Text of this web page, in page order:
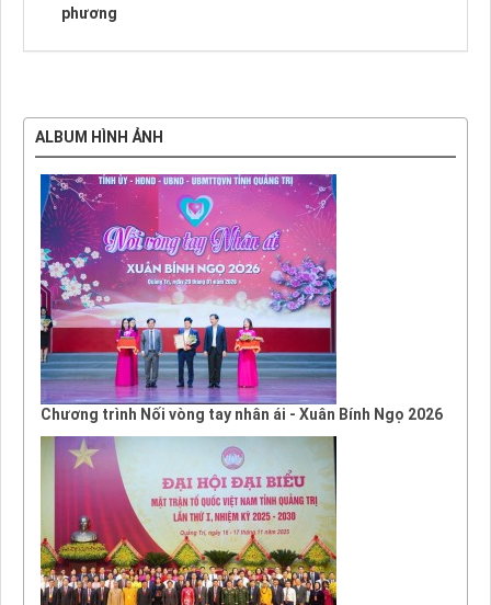
phương
ALBUM HÌNH ẢNH
Chương trình Nối vòng tay nhân ái - Xuân Bính Ngọ 2026